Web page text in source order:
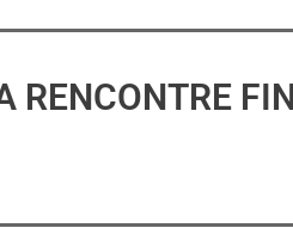
RENCONTRE